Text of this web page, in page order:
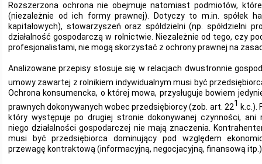
Rozszerzona ochrona nie obejmuje natomiast podmiotów,
(niezależnie od ich formy prawnej). Dotyczy to m.in. spółek
kapitałowych), stowarzyszeń oraz spółdzielni (np. spółdzielni
działalność gospodarczą w rolnictwie. Niezależnie od tego, czy
profesjonalistami, nie mogą skorzystać z ochrony prawnej na
Analizowane przepisy stosuje się w relacjach dwustronnie
umowy zawartej z rolnikiem indywidualnym musi być
Ochrona konsumencka, o której mowa, przysługuje bowiem
prawnych dokonywanych wobec przedsiębiorcy (zob. art. 221 k.c.).
który występuje po drugiej stronie dokonywanej czynności, ani
niego działalności gospodarczej nie mają znaczenia.
musi być przedsiębiorca dominujący pod względem
przewagę kontraktową (informacyjną, negocjacyjną, finansową